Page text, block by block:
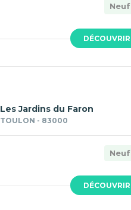
DÉCOUVRIR
Neuf
DÉCOUVRIR
Les Jardins du Faron
TOULON - 83000
Neuf